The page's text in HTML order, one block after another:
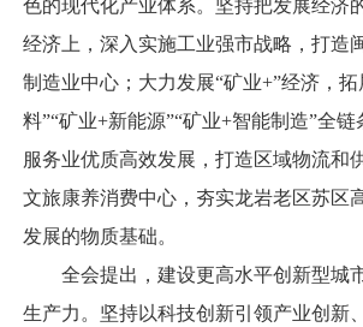
色的现代化产业体系。坚持把发展经济
经济上，深入实施工业强市战略，打造
制造业中心；大力发展“矿业+”经济，
料”“矿业+新能源”“矿业+智能制造”全
服务业优质高效发展，打造区域物流和
文旅康养消费中心，夯实龙岩老区苏区
发展的物质基础。
全会提出，建设更高水平创新型城
生产力。坚持以科技创新引领产业创新